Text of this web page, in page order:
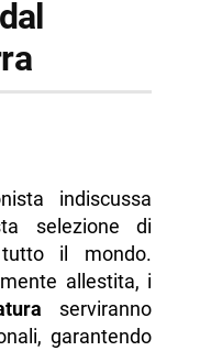
indiscussa
selezione di
il mondo.
allestita, i
serviranno
garantendo